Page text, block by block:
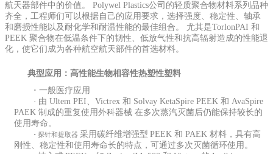
航天器部件中的价值。 Polywel Plastics公司的轻质聚合物材料系列品种
齐全，工程师们可以根据自己的应用要求，选择强度、稳定性、轴承
和磨损性能以及耐化学和耐温性能的最佳组合。 尤其是TorlonPAI 和
PEEK 聚合物在低温条件下的韧性、低放气性和抗高辐射造成的性能退
化，使它们成为各种航空航天部件的首选材料。
典型应用：高性能生物相容性热塑性塑料
· 一般医疗应用
· 由 Ultem PEI、Victrex 和 Solvay KetaSpire PEEK 和 AvaSpire
PAEK 制成的重复使用外科器械 在多次蒸汽灭菌后仍能保持较长的
使用寿命。
· 探针和提取器 采用碳纤维增强型 PEEK 和 PAEK 材料，具有高
刚性、稳定性和使用寿命长的特点，可通过多次灭菌循环使用。